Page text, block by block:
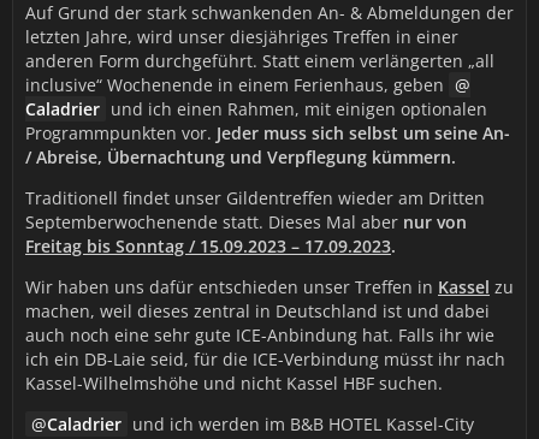
Auf Grund der stark schwankenden An- & Abmeldungen der
letzten Jahre, wird unser diesjähriges Treffen in einer
anderen Form durchgeführt. Statt einem verlängerten „all
inclusive“ Wochenende in einem Ferienhaus, geben
Caladrier und ich einen Rahmen, mit einigen optionalen
Programmpunkten vor. Jeder muss sich selbst um seine An-
/ Abreise, Übernachtung und Verpflegung kümmern.
Traditionell findet unser Gildentreffen wieder am Dritten
Septemberwochenende statt. Dieses Mal aber nur von
Freitag bis Sonntag / 15.09.2023 – 17.09.2023.
Wir haben uns dafür entschieden unser Treffen in Kassel zu
machen, weil dieses zentral in Deutschland ist und dabei
auch noch eine sehr gute ICE-Anbindung hat. Falls ihr wie
ich ein DB-Laie seid, für die ICE-Verbindung müsst ihr nach
Kassel-Wilhelmshöhe und nicht Kassel HBF suchen.
Caladrier und ich werden im B&B HOTEL Kassel-City